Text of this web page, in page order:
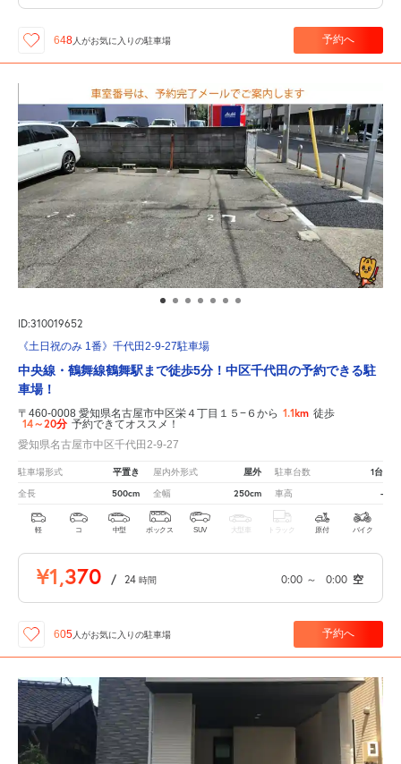
648 人がお気に入りの駐車場 予約へ
ID:310019652
《土日祝のみ 1番》千代田2-9-27駐車場
中央線・鶴舞線鶴舞駅まで徒歩5分！中区千代田の予約できる駐
車場！
〒460-0008 愛知県名古屋市中区栄４丁目１５−６から 1.1km 徒歩
14～20分 予約できてオススメ！
愛知県名古屋市中区千代田2-9-27
駐車場形式 平置き 屋内外形式 屋外 駐車台数 1台
全長 500cm 全幅 250cm 車高 -
軽 コ 中型 ボックス SUV 大型車 トラック 原付 バイク
¥1,370 / 24 時間 0:00 ～ 0:00 空
605 人がお気に入りの駐車場 予約へ